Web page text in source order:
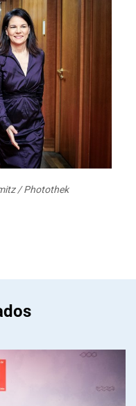
/ Photothek